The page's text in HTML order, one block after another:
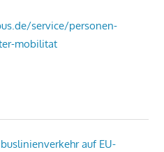
service/personen-
mobilitat
auf EU-